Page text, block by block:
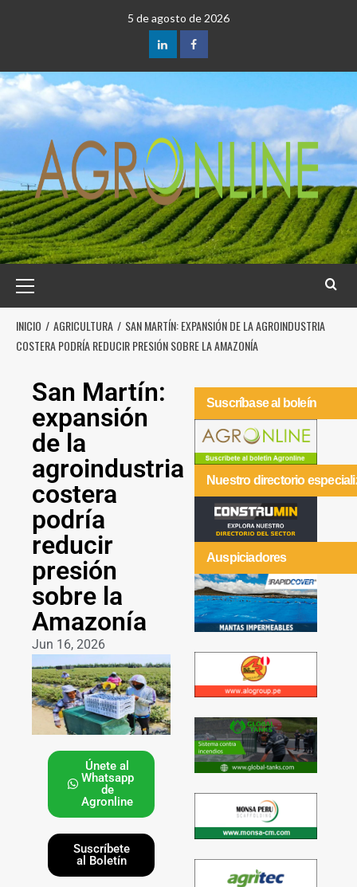
5 de agosto de 2026
INICIO AGRICULTURA
SAN MARTÍN: EXPANSIÓN DE LA AGROINDUSTRIA
COSTERA PODRÍA REDUCIR PRESIÓN SOBRE LA AMAZONÍA
San Martín:
expansión
de la
agroindustria
costera
podría
reducir
presión
sobre la
Amazonía
Jun 16, 2026
Únete al
Whatsapp
de
Agronline
Suscríbete
al Boletín
Suscríbase al boleín
Nuestro directorio
Auspiciadores